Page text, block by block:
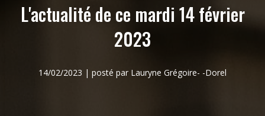
L'actualité de ce mardi 14 février
2023
14/02/2023 | posté par Lauryne Grégoire- -Dorel